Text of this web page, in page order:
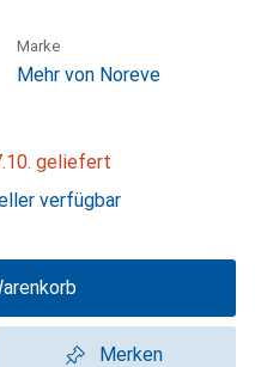
Marke
Mehr von Noreve
geliefert
verfügbar
Merken